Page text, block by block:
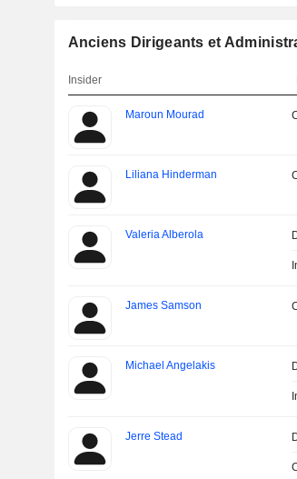
Anciens Dirigeants et
Insider
Maroun Mourad
Liliana Hinderman
Valeria Alberola
James Samson
Michael Angelakis
Jerre Stead